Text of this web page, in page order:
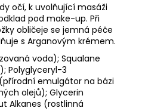
očí, k uvolňující masáži
pod make-up. Při
obličeje se jemná péče
s Arganovým krémem.
voda); Squalane
Polyglyceryl-3
emulgátor na bázi
olejů); Glycerin
Alkanes (rostlinná